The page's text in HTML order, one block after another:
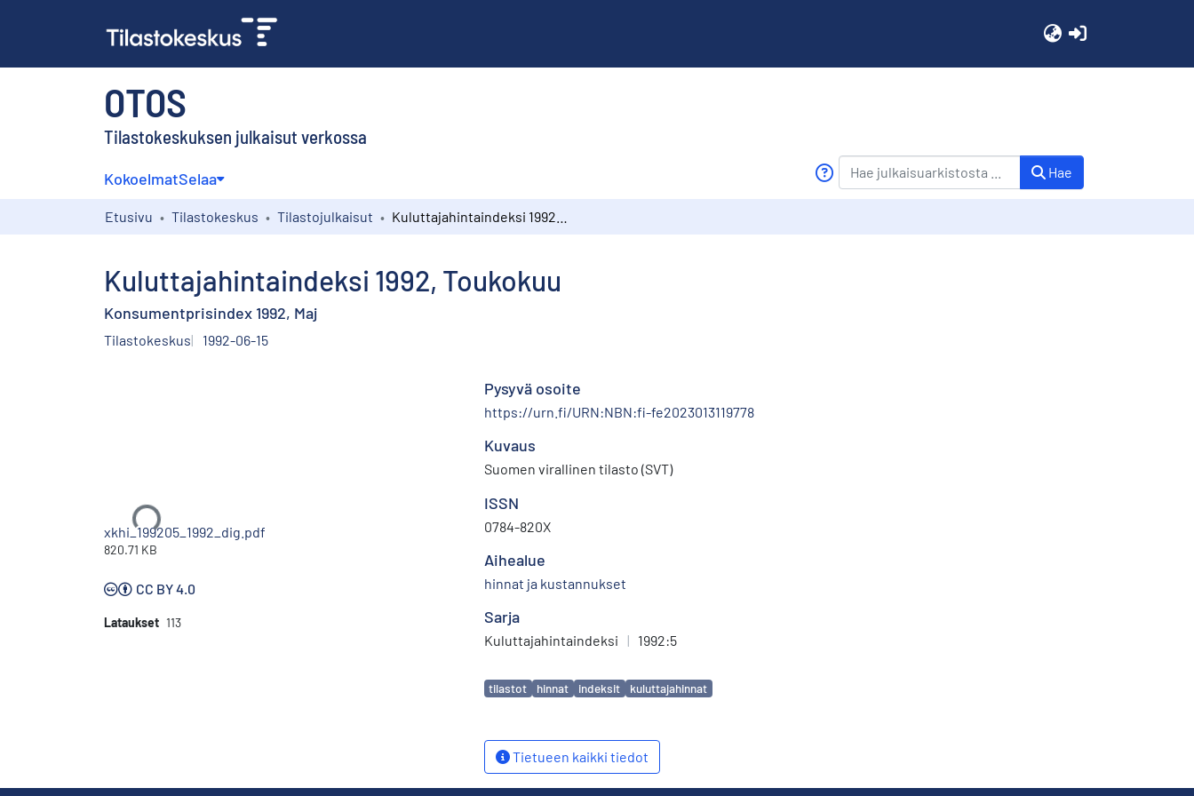
OTOS
Tilastokeskuksen julkaisut verkossa
KokoelmatSelaa Hae
Etusivu Tilastokeskus Tilastojulkaisut
Kuluttajahintaindeksi 1992, Toukokuu
Konsumentprisindex 1992, Maj
Tilastokeskus 1992-06-15
Ladataan...
xkhi_199205_1992_dig.pdf
820.71 KB
CC BY 4.0
Lataukset 113
Pysyvä osoite
https://urn.fi/URN:NBN:fi-fe2023013119778
Kuvaus
Suomen virallinen tilasto (SVT)
ISSN
0784-820X
Aihealue
hinnat ja kustannukset
Sarja
Kuluttajahintaindeksi | 1992:5
Avainsanat
tilastot hinnat indeksit kuluttajahinnat
Tietueen kaikki tiedot